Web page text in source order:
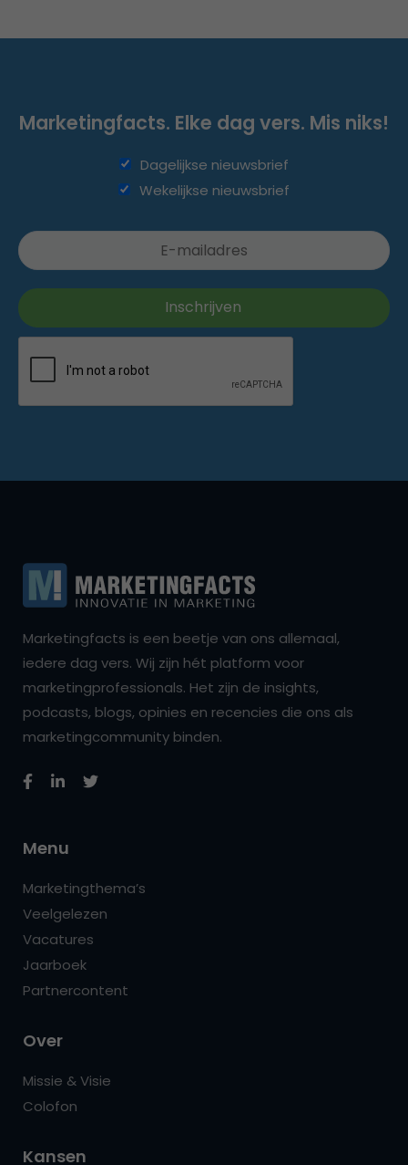
Marketingfacts. Elke dag vers. Mis niks!
Dagelijkse nieuwsbrief
Wekelijkse nieuwsbrief
Marketingfacts is een beetje van ons allemaal,
iedere dag vers. Wij zijn hét platform voor
marketingprofessionals. Het zijn de insights,
podcasts, blogs, opinies en recencies die ons als
marketingcommunity binden.
Menu
Marketingthema’s
Veelgelezen
Vacatures
Jaarboek
Partnercontent
Over
Missie & Visie
Colofon
Kansen